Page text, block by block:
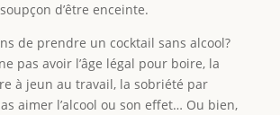
d’être enceinte.
de prendre un cocktail sans alcool?
pas avoir l’âge légal pour boire, la
à jeun au travail, la sobriété par
aimer l’alcool ou son effet… Ou bien,